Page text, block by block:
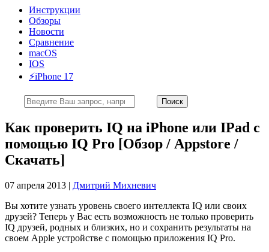
Инструкции
Обзоры
Новости
Сравнение
macOS
IOS
⚡️iPhone 17
Как проверить IQ на iPhone или IPad с
помощью IQ Pro [Обзор / Appstore /
Скачать]
07 апреля 2013 | Дмитрий Михневич
Вы хотите узнать уровень своего интеллекта IQ или своих
друзей? Теперь у Вас есть возможность не только проверить
IQ друзей, родных и близких, но и сохранить результаты на
своем Apple устройстве с помощью приложения IQ Pro.